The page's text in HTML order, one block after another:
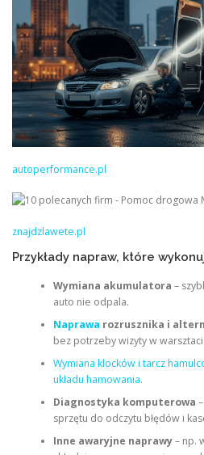
autoperformance.pl
znajdzlawete.pl
Przykłady napraw, które
Wymiana akumulatora –
auto nie odpala.
Naprawa rozrusznika i
bez potrzeby wizyty w
Wymiana klocków i tarcz
układu hamowania.
Diagnostyka komputerowa
sprzętu do odczytu błędów i
Inne awaryjne naprawy– np.